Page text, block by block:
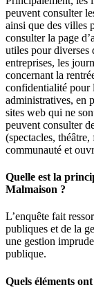
peuvent consulter
ainsi que des villes
consulter la page
utiles pour diverses
entreprises, les
concernant la
confidentialité pour
administratives, en
sites web qui ne
peuvent consulter
(spectacles,
communauté et
Quelle est la
Malmaison ?
L’enquête fait
publiques et de la
une gestion
publique.
Quels éléments